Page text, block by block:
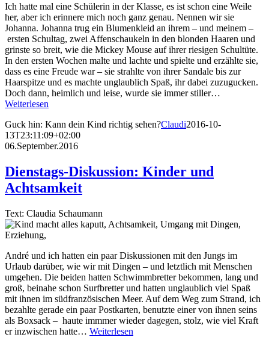
Ich hatte mal eine Schülerin in der Klasse, es ist schon eine Weile
her, aber ich erinnere mich noch ganz genau. Nennen wir sie
Johanna. Johanna trug ein Blumenkleid an ihrem – und meinem –
ersten Schultag, zwei Affenschaukeln in den blonden Haaren und
grinste so breit, wie die Mickey Mouse auf ihrer riesigen Schultüte.
In den ersten Wochen malte und lachte und spielte und erzählte sie,
dass es eine Freude war – sie strahlte von ihrer Sandale bis zur
Haarspitze und es machte unglaublich Spaß, ihr dabei zuzugucken.
Doch dann, heimlich und leise, wurde sie immer stiller…
Weiterlesen
Guck hin: Kann dein Kind richtig sehen?Claudi2016-10-
13T23:11:09+02:00
06.September.2016
Dienstags-Diskussion: Kinder und
Achtsamkeit
Text: Claudia Schaumann
André und ich hatten ein paar Diskussionen mit den Jungs im
Urlaub darüber, wie wir mit Dingen – und letztlich mit Menschen
umgehen. Die beiden hatten Schwimmbretter bekommen, lang und
groß, beinahe schon Surfbretter und hatten unglaublich viel Spaß
mit ihnen im südfranzösischen Meer. Auf dem Weg zum Strand, ich
bezahlte gerade ein paar Postkarten, benutzte einer von ihnen seins
als Boxsack – haute immmer wieder dagegen, stolz, wie viel Kraft
er inzwischen hatte… Weiterlesen